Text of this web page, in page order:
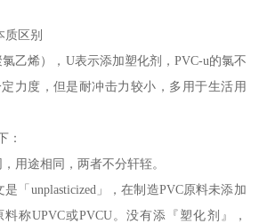
质区别
乙烯），U表示添加塑化剂，PVC-u的氯不
力度，但是耐冲击力较小，多用于生活用
：
用途相同，两者不分轩轾。
「unplasticized」，在制造PVC原料未添加
料称UPVC或PVCU。没有添『塑化剂』，